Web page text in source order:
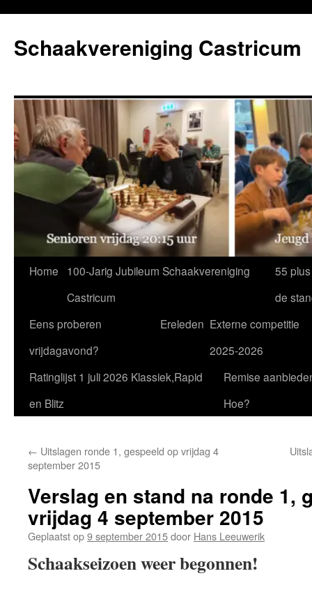
de
inhoud
Schaakvereniging Castricum
Home
100-Jarig Jubileum Schaakvereniging
Castricum
55
de
Eens proberen
vrijdagavond?
Ereleden Externe competitie
2025-2026
Ratinglijst 1 juli 2026 Klassiek,Rapid
en Blitz
Remise
Hoe?
← Uitslagen ronde 1, gespeeld op vrijdag 4
september 2015
Verslag en stand na ronde 1,
vrijdag 4 september 2015
Geplaatst op9 september 2015door Hans Leeuwerik
Schaakseizoen weer begonnen!